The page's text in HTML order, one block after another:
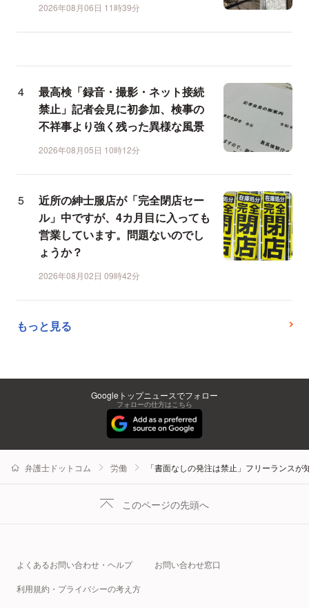
2026年08月06日 11時39分
最高検「録音・撮影・ネット接続
禁止」記者会見に初参加、検事の
不祥事より強く残った異様な風景
2026年08月05日 10時12分
近所の紳士服店が「完全閉店セー
ル」中ですが、4カ月目に入っても
営業しています。問題ないのでし
ょうか？
2026年08月02日 09時42分
もっと見る
Googleトップニュースでフォロー
フォローの仕方はこちら
弁護士ドットコム 労働 「書面なしの発注は禁止」フリーランス
このページの先頭へ
よくあるお問い合わせ・ヘルプ お問い合わせ窓口
利用規約・プライバシーの考え方